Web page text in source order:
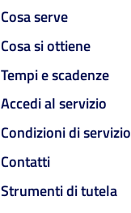
Cosa serve
Cosa si ottiene
Tempi e scadenze
Accedi al servizio
Condizioni di servizio
Contatti
Strumenti di tutela